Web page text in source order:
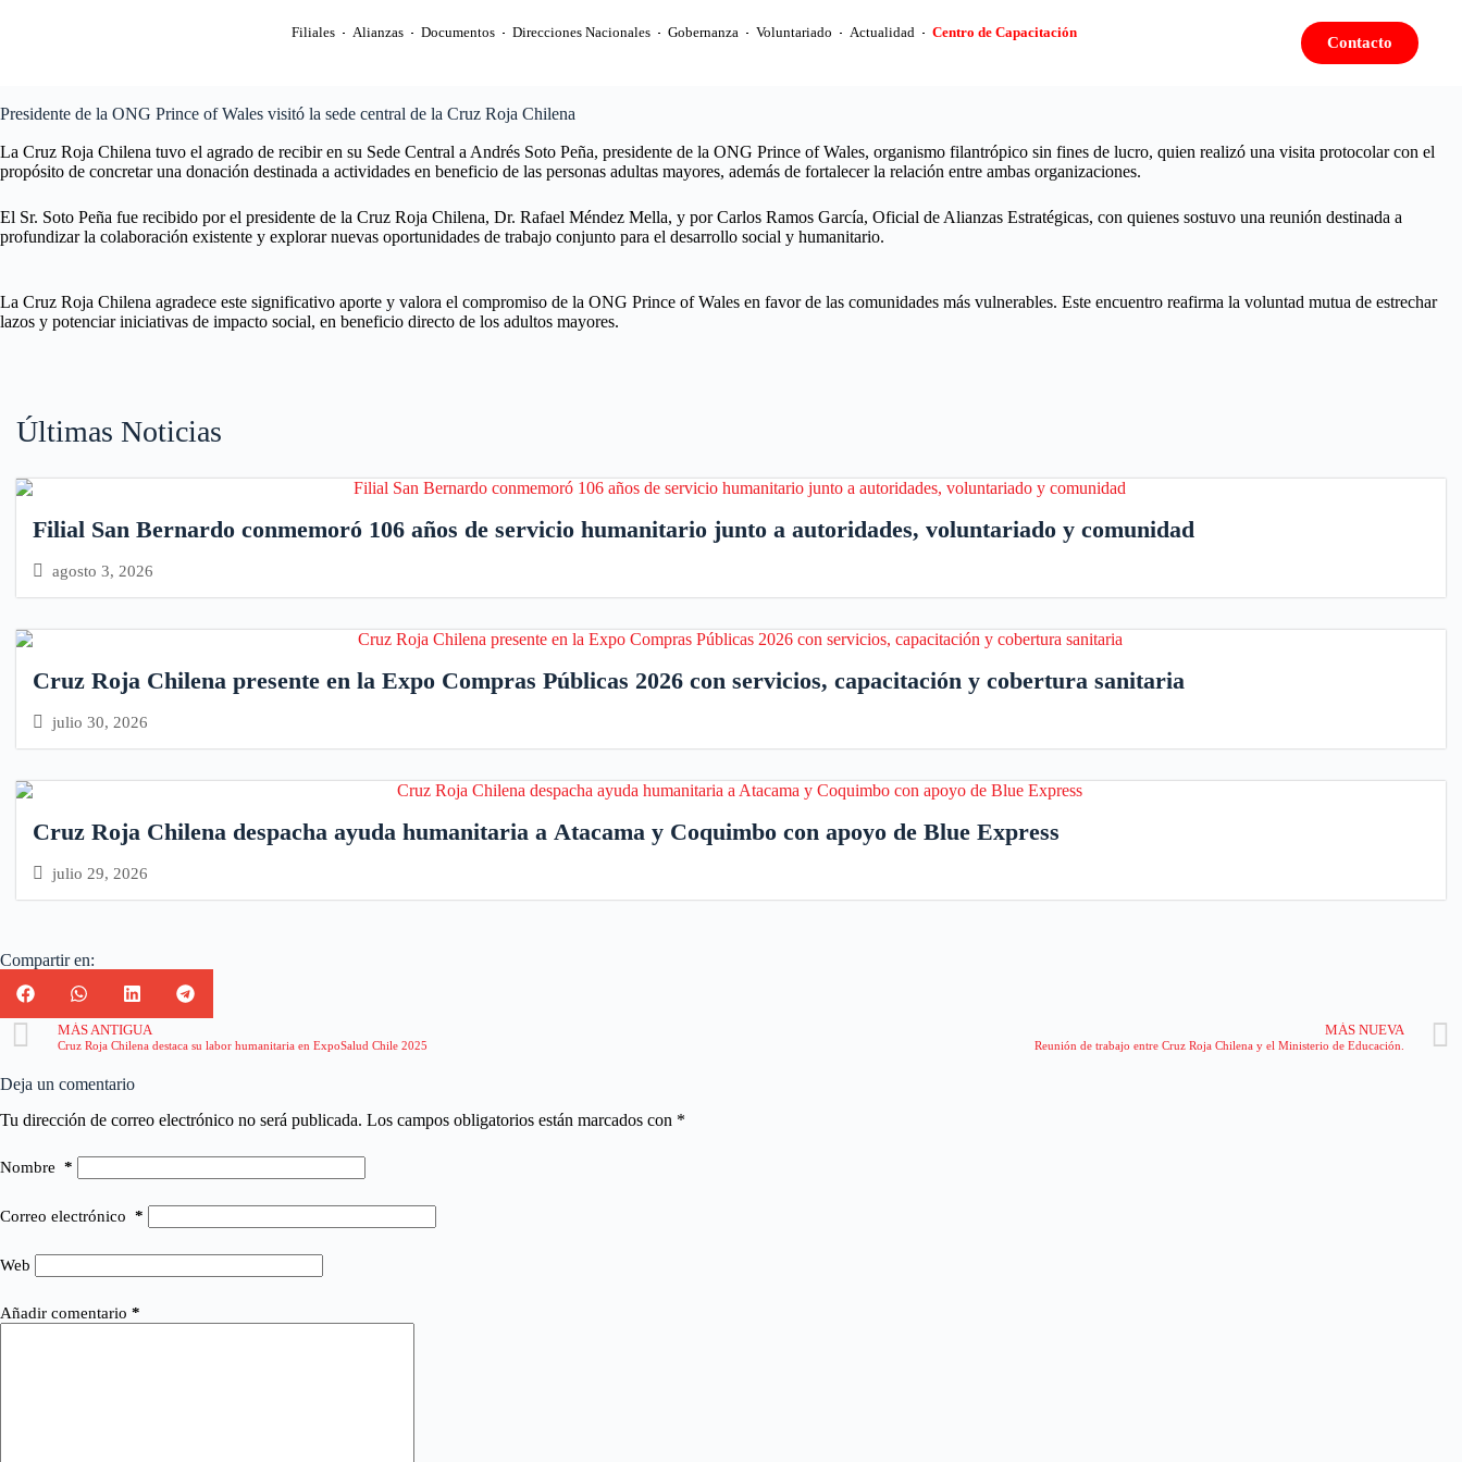
Filiales Alianzas Documentos Direcciones Nacionales Gobernanza Voluntariado Actualidad Centro de Capacitación
Contacto
Presidente de la ONG Prince of Wales visitó la sede central de la Cruz Roja Chilena
La Cruz Roja Chilena tuvo el agrado de recibir en su Sede Central a Andrés Soto Peña, presidente de la ONG Prince of Wales, organismo filantrópico sin fines de lucro, quien realizó una visita protocolar con el
propósito de concretar una donación destinada a actividades en beneficio de las personas adultas mayores, además de fortalecer la relación entre ambas organizaciones.
El Sr. Soto Peña fue recibido por el presidente de la Cruz Roja Chilena, Dr. Rafael Méndez Mella, y por Carlos Ramos García, Oficial de Alianzas Estratégicas, con quienes sostuvo una reunión destinada a
profundizar la colaboración existente y explorar nuevas oportunidades de trabajo conjunto para el desarrollo social y humanitario.
La Cruz Roja Chilena agradece este significativo aporte y valora el compromiso de la ONG Prince of Wales en favor de las comunidades más vulnerables. Este encuentro reafirma la voluntad mutua de estrechar
lazos y potenciar iniciativas de impacto social, en beneficio directo de los adultos mayores.
Últimas Noticias
Filial San Bernardo conmemoró 106 años de servicio humanitario junto a autoridades, voluntariado y comunidad
agosto 3, 2026
Cruz Roja Chilena presente en la Expo Compras Públicas 2026 con servicios, capacitación y cobertura sanitaria
julio 30, 2026
Cruz Roja Chilena despacha ayuda humanitaria a Atacama y Coquimbo con apoyo de Blue Express
julio 29, 2026
Compartir en:
MÁS ANTIGUA
Cruz Roja Chilena destaca su labor humanitaria en ExpoSalud Chile 2025
MÁS NUEVA
Reunión de trabajo entre Cruz Roja Chilena y el Ministerio de Educación.
Deja un comentario
Tu dirección de correo electrónico no será publicada. Los campos obligatorios están marcados con *
Nombre *
Correo electrónico *
Web
Añadir comentario *